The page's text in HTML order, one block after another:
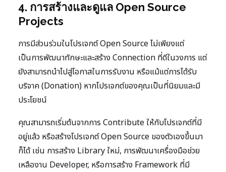
4. การสร้างและดูแล Open Source
Projects
การมีส่วนร่วมในโปรเจกต์ Open Source ไม่เพียงแต่
เป็นการพัฒนาทักษะและสร้าง Connection ที่ดีในวงการ แต่
ยังสามารถนำไปสู่โอกาสในการรับงาน หรือแม้แต่การได้รับ
บริจาค (Donation) หากโปรเจกต์ของคุณเป็นที่นิยมและมี
ประโยชน์
คุณสามารถเริ่มต้นจากการ Contribute ให้กับโปรเจกต์ที่มี
อยู่แล้ว หรือสร้างโปรเจกต์ Open Source ของตัวเองขึ้นมา
ก็ได้ เช่น การสร้าง Library ใหม่, การพัฒนาเครื่องมือช่วย
เหลืองาน Developer, หรือการสร้าง Framework ที่มี